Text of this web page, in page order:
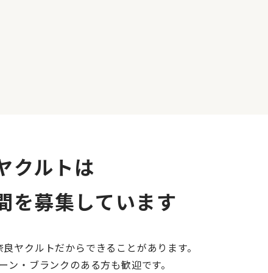
クルトは
を募集しています
ヤクルトだからできることがあります。
ン・ブランクのある方も歓迎です。